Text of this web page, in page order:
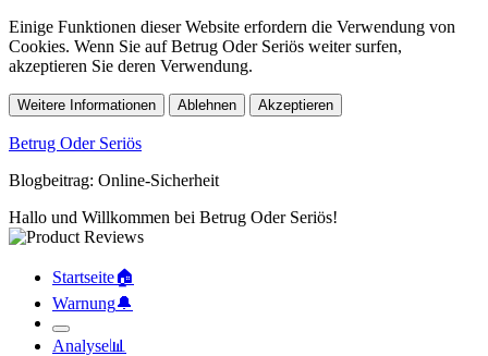
Einige Funktionen dieser Website erfordern die Verwendung von
Cookies. Wenn Sie auf Betrug Oder Seriös weiter surfen,
akzeptieren Sie deren Verwendung.
Weitere Informationen Ablehnen Akzeptieren
Betrug Oder Seriös
Blogbeitrag: Online-Sicherheit
Hallo und Willkommen bei Betrug Oder Seriös!
Startseite🏠︎
Warnung🔔︎
Analyse📊︎